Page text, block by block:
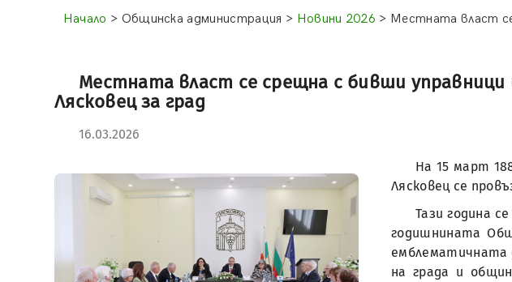
Начало > Общинска администрация > Новини 2026 > Местната власт
Местната власт се срещна с бивши управници
Лясковец за град
16.03.2026
На 15 март
Лясковец се
Тази година
годишнината
емблематичната
на града и